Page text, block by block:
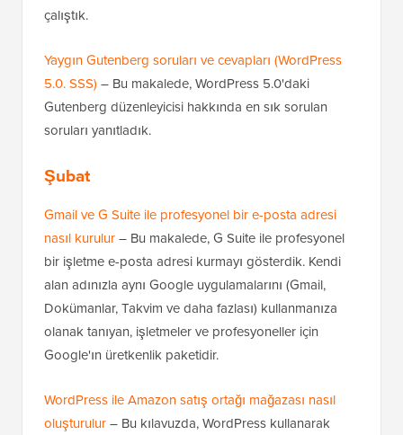
çalıştık.
Yaygın Gutenberg soruları ve cevapları (WordPress
5.0. SSS) – Bu makalede, WordPress 5.0'daki
Gutenberg düzenleyicisi hakkında en sık sorulan
soruları yanıtladık.
Şubat
Gmail ve G Suite ile profesyonel bir e-posta adresi
nasıl kurulur– Bu makalede, G Suite ile profesyonel
bir işletme e-posta adresi kurmayı gösterdik. Kendi
alan adınızla aynı Google uygulamalarını (Gmail,
Dokümanlar, Takvim ve daha fazlası) kullanmanıza
olanak tanıyan, işletmeler ve profesyoneller için
Google'ın üretkenlik paketidir.
WordPress ile Amazon satış ortağı mağazası nasıl
oluşturulur– Bu kılavuzda, WordPress kullanarak